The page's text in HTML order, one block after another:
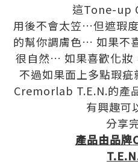
這Tone-up
用後不會太笠…但遮瑕
的幫你調膚色… 如果不
很自然… 如果喜歡化妝
不過如果面上多點瑕疵
Cremorlab T.E.N.的產
有興趣可
分享
產品由品牌